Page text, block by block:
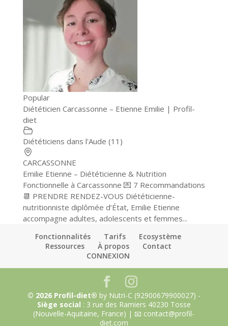
Popular
Diététicien Carcassonne – Etienne Emilie | Profil-
diet
Diététiciens dans l'Aude (11)
CARCASSONNE
Emilie Etienne – Diététicienne & Nutrition
Fonctionnelle à Carcassonne 💌 7 Recommandations
📆 PRENDRE RENDEZ-VOUS Diététicienne-
nutritionniste diplômée d’État, Emilie Etienne
accompagne adultes, adolescents et femmes...
Fonctionnalités Tarifs
Ecosystème
Ressources
À propos
Contact
CONNEXION
© 2026 Profil-diet® by Nutri-C (92900679900027) -
Siège social : 3 rue des Ramiers 40230 Tosse
(Nouvelle-Aquitaine, France) | 📧 contact@profil-
diet.com